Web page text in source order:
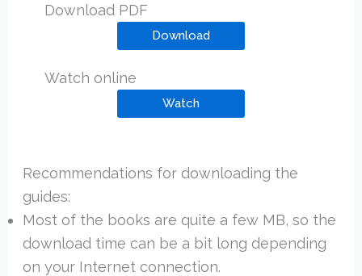
Download PDF
Download
Watch online
Watch
Recommendations for downloading the
guides:
Most of the books are quite a few MB, so the
download time can be a bit long depending
on your Internet connection.